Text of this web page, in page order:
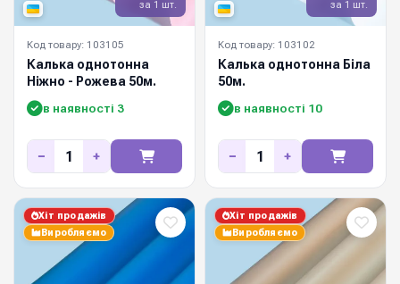
за 1 шт.
Код товару: 103105
Калька однотонна
Ніжно - Рожева 50м.
в наявності 3
− +
за 1 шт.
Код товару: 103102
Калька однотонна Біла
50м.
в наявності 10
− +
Хіт продажів
Виробляємо
Хіт продажів
Виробляємо